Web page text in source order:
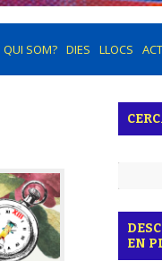
QUI SOM? DIES LLOCS
EN